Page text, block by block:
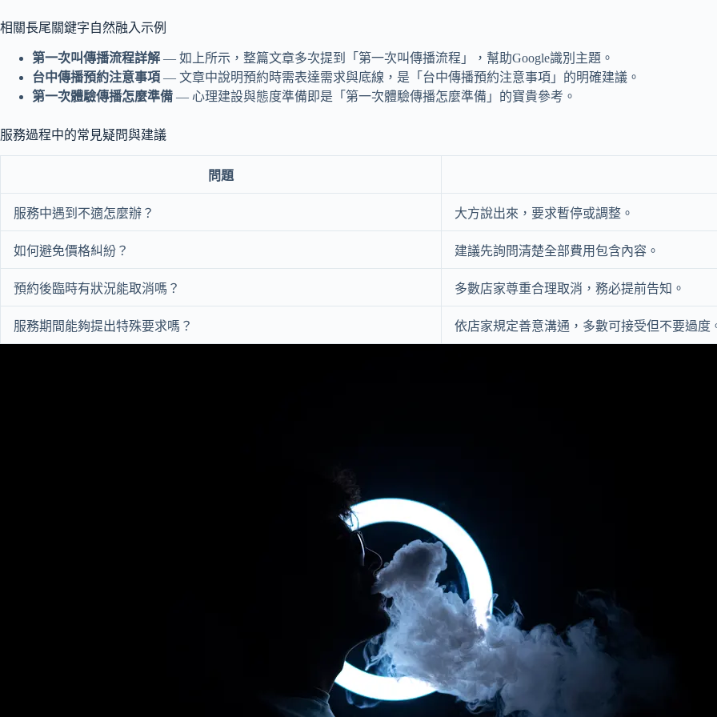
相關長尾關鍵字自然融入示例
第一次叫傳播流程詳解 — 如上所示，整篇文章多次提到「第一次叫傳播流程」，幫助Google識別主題。
台中傳播預約注意事項 — 文章中說明預約時需表達需求與底線，是「台中傳播預約注意事項」的明確建議。
第一次體驗傳播怎麼準備 — 心理建設與態度準備即是「第一次體驗傳播怎麼準備」的寶貴參考。
服務過程中的常見疑問與建議
問題
服務中遇到不適怎麼辦？ 大方說出來，要求暫停或調整。
如何避免價格糾紛？ 建議先詢問清楚全部費用包含內容。
預約後臨時有狀況能取消嗎？ 多數店家尊重合理取消，務必提前告知。
服務期間能夠提出特殊要求嗎？ 依店家規定善意溝通，多數可接受但不要過度